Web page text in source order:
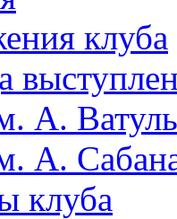
клуба
А.
А.
клуба